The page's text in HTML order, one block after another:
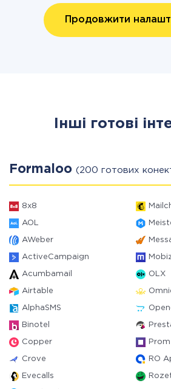
Продовжити
Інші готові
Formaloo (200 готових
8x8
AOL
AWeber
ActiveCampaign
Acumbamail OLX
Airtable
AlphaSMS
Binotel
Copper Prom
Crove RO
Evecalls